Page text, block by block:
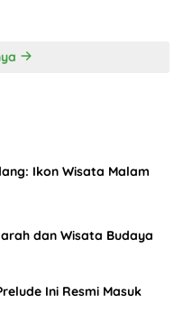
Ikon Wisata Malam
dan Wisata Budaya
Ini Resmi Masuk